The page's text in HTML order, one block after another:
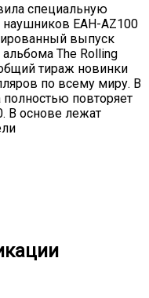
специальную
EAH-AZ100
выпуск
The Rolling
тираж новинки
по всему миру. В
повторяет
В основе лежат